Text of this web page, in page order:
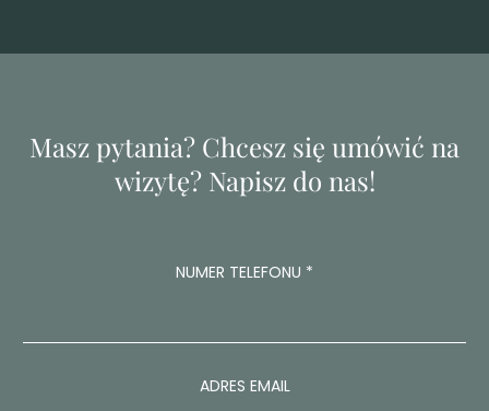
Masz pytania? Chcesz się umówić na
wizytę? Napisz do nas!
NUMER TELEFONU *
ADRES EMAIL